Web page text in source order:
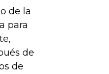
de la
para
de
de